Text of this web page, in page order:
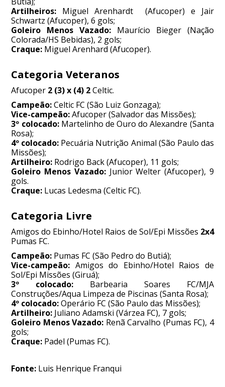
Artilheiros: Miguel Arenhardt (Afucoper) e Jair
Schwartz (Afucoper), 6 gols;
Goleiro Menos Vazado: Maurício Bieger (Nação
Colorada/HS Bebidas), 2 gols;
Craque: Miguel Arenhard (Afucoper).
Categoria Veteranos
Afucoper 2 (3) x (4) 2Celtic.
Campeão:Celtic FC (São Luiz Gonzaga);
Vice-campeão:Afucoper (Salvador das Missões);
3º colocado:Martelinho de Ouro do Alexandre (Santa
Rosa);
4º colocado: Pecuária Nutrição Animal (São Paulo das
Missões);
Artilheiro: Rodrigo Back (Afucoper), 11 gols;
Goleiro Menos Vazado:Junior Welter (Afucoper), 9
gols.
Craque: Lucas Ledesma (Celtic FC).
Categoria Livre
Amigos do Ebinho/Hotel Raios de Sol/Epi Missões 2x4
Pumas FC.
Campeão: Pumas FC (São Pedro do Butiá);
Vice-campeão: Amigos do Ebinho/Hotel Raios de
Sol/Epi Missões (Giruá);
3º colocado: Barbearia Soares FC/MJA
Construções/Aqua Limpeza de Piscinas (Santa Rosa);
4º colocado:Operário FC (São Paulo das Missões);
Artilheiro: Juliano Adamski (Várzea FC), 7 gols;
Goleiro Menos Vazado: Renã Carvalho (Pumas FC), 4
gols;
Craque: Padel (Pumas FC).
Fonte: Luis Henrique Franqui